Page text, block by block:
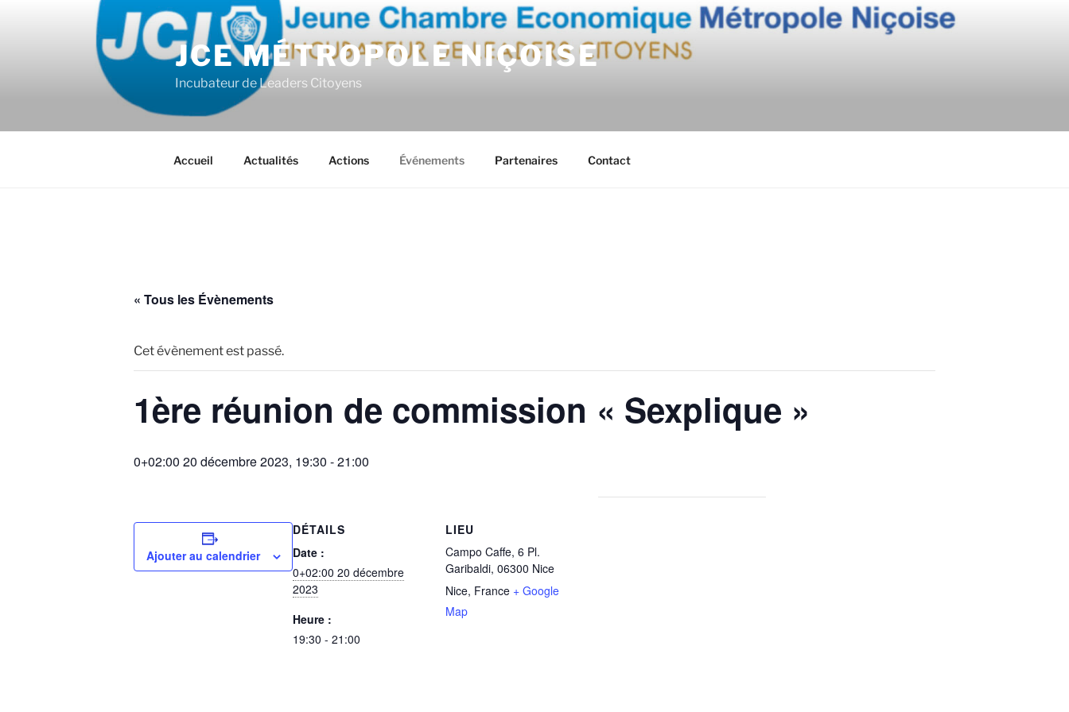
JCE MÉTROPOLE NIÇOISE
Incubateur de Leaders Citoyens
Accueil Actualités Actions Événements Partenaires Contact
« Tous les Évènements
Cet évènement est passé.
1ère réunion de commission « Sexplique »
0+02:00 20 décembre 2023, 19:30 -21:00
Ajouter au calendrier
DÉTAILS
Date :
0+02:00 20 décembre
2023
Heure :
19:30 - 21:00
LIEU
Campo Caffe, 6 Pl.
Garibaldi, 06300 Nice
Nice, France + Google
Map